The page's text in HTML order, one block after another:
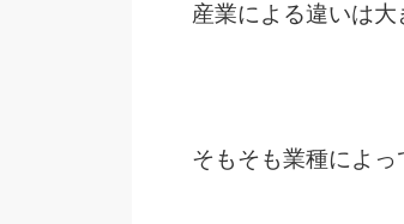
産業による違いは大
そもそも業種によっ